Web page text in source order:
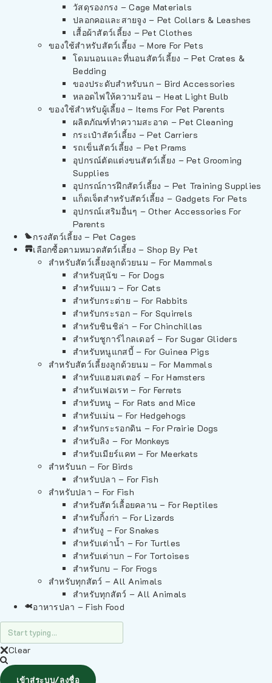
วัสดุรองกรง – Cage Materials
ปลอกคอและสายจูง – Pet Collars & Leashes
เสื้อผ้าสัตว์เลี้ยง – Pet Clothes
ของใช้สำหรับสัตว์เลี้ยง – More For Pets
โดมนอนและที่นอนสัตว์เลี้ยง – Pet Crates &
Bedding
ของประดับสำหรับนก – Bird Accessories
หลอดไฟให้ความร้อน – Heat Light Bulb
ของใช้สำหรับผู้เลี้ยง – Items For Pet Parents
ผลิตภัณฑ์ทำความสะอาด – Pet Cleaning
กระเป๋าสัตว์เลี้ยง – Pet Carriers
รถเข็นสัตว์เลี้ยง – Pet Prams
อุปกรณ์ตัดแต่งขนสัตว์เลี้ยง – Pet Grooming
Supplies
อุปกรณ์การฝึกสัตว์เลี้ยง – Pet Training Supplies
แก็ดเจ็ตสำหรับสัตว์เลี้ยง – Gadgets For Pets
อุปกรณ์เสริมอื่นๆ – Other Accessories For
Parents
กรงสัตว์เลี้ยง – Pet Cages
เลือกซื้อตามหมวดสัตว์เลี้ยง – Shop By Pet
สำหรับสัตว์เลี้ยงลูกด้วยนม – For Mammals
สำหรับสุนัข – For Dogs
สำหรับแมว – For Cats
สำหรับกระต่าย – For Rabbits
สำหรับกระรอก – For Squirrels
สำหรับชินชิล่า – For Chinchillas
สำหรับชูการ์ไกลเดอร์ – For Sugar Gliders
สำหรับหนูแกสบี้ – For Guinea Pigs
สำหรับสัตว์เลี้ยงลูกด้วยนม – For Mammals
สำหรับแฮมสเตอร์ – For Hamsters
สำหรับเฟอเรท – For Ferrets
สำหรับหนู – For Rats and Mice
สำหรับเม่น – For Hedgehogs
สำหรับกระรอกดิน – For Prairie Dogs
สำหรับลิง – For Monkeys
สำหรับเมียร์แคท – For Meerkats
สำหรับนก – For Birds
สำหรับปลา – For Fish
สำหรับปลา – For Fish
สำหรับสัตว์เลื้อยคลาน – For Reptiles
สำหรับกิ้งก่า – For Lizards
สำหรับงู – For Snakes
สำหรับเต่าน้ำ – For Turtles
สำหรับเต่าบก – For Tortoises
สำหรับกบ – For Frogs
สำหรับทุกสัตว์ – All Animals
สำหรับทุกสัตว์ – All Animals
อาหารปลา – Fish Food
Clear
เข้าสู่ระบบ/ลงชื่อ